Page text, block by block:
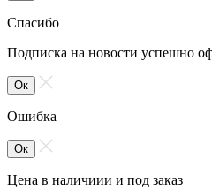
Спасибо
Подписка на новости успешно
Ок
Ошибка
Ок
Цена в наличиии и под заказ